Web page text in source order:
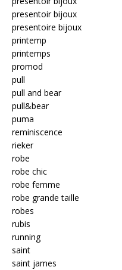
presentoir bijoux
presentoire bijoux
printemp
printemps
promod
pull
pull and bear
pull&bear
puma
reminiscence
rieker
robe
robe chic
robe femme
robe grande taille
robes
rubis
running
saint
saint james